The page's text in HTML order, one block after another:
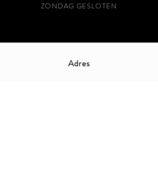
ZONDAG GESLOTEN
Adres